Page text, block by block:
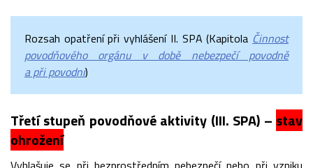
Rozsah opatření při vyhlášení II. SPA (Kapitola Činnost
povodňového orgánu v době nebezpečí povodně
a při povodni)
Třetí stupeň povodňové aktivity (III. SPA) – stav
ohrožení